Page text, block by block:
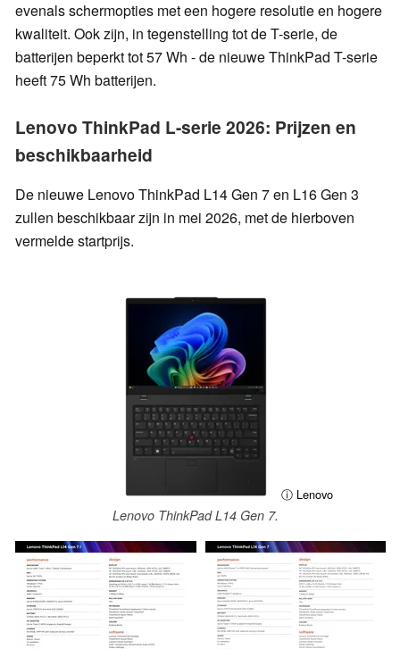
evenals schermopties met een hogere resolutie en hogere
kwaliteit. Ook zijn, in tegenstelling tot de T-serie, de
batterijen beperkt tot 57 Wh - de nieuwe ThinkPad T-serie
heeft 75 Wh batterijen.
Lenovo ThinkPad L-serie 2026: Prijzen en
beschikbaarheid
De nieuwe Lenovo ThinkPad L14 Gen 7 en L16 Gen 3
zullen beschikbaar zijn in mei 2026, met de hierboven
vermelde startprijs.
ⓘ Lenovo
Lenovo ThinkPad L14 Gen 7.